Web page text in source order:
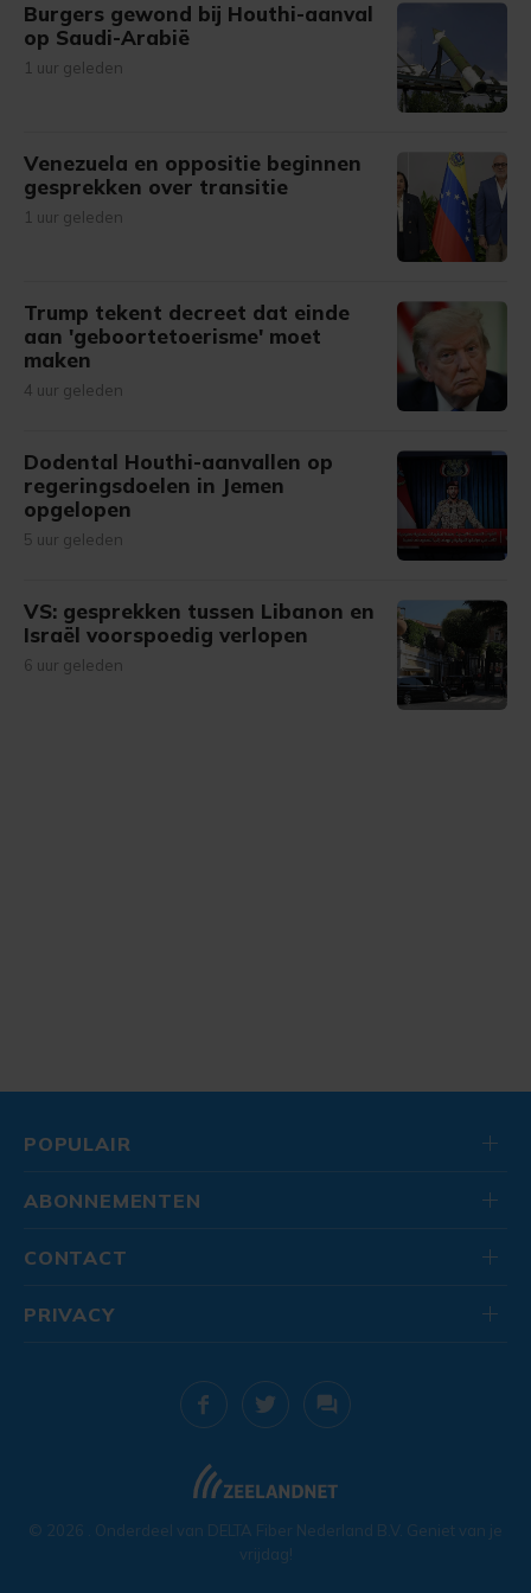
Burgers gewond bij Houthi-aanval
op Saudi-Arabië
1 uur geleden
Venezuela en oppositie beginnen
gesprekken over transitie
1 uur geleden
Trump tekent decreet dat einde
aan 'geboortetoerisme' moet
maken
4 uur geleden
Dodental Houthi-aanvallen op
regeringsdoelen in Jemen
opgelopen
5 uur geleden
VS: gesprekken tussen Libanon en
Israël voorspoedig verlopen
6 uur geleden
POPULAIR
ABONNEMENTEN
CONTACT
© 2026 . Onderdeel van DELTA Fiber Nederland B.V. Geniet van je
vrijdag!
PRIVACY